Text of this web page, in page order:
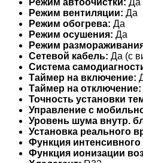
Режим вентиляции: Да
Режим обогрева: Да
Режим осушения: Да
Режим
Сетевой кабель: Да (с
Система
Таймер на включение:
Таймер на отключение:
Точность установки
Управление c
Уровень шума внутр.
Установка реального
Функция
Функция ионизации